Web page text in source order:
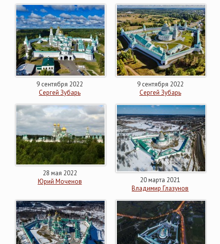
9 сентября 2022
Сергей Зубарь
9 сентября 2022
Сергей Зубарь
28 мая 2022
Юрий Моченов
20 марта 2021
Владимир Глазунов